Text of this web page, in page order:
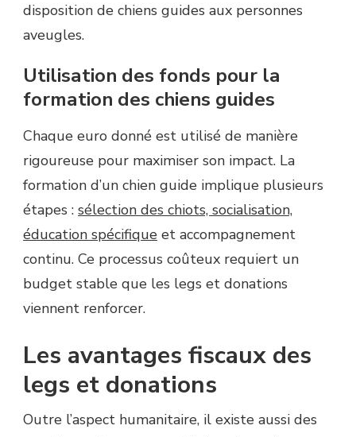
disposition de chiens guides aux personnes
aveugles.
Utilisation des fonds pour la
formation des chiens guides
Chaque euro donné est utilisé de manière
rigoureuse pour maximiser son impact. La
formation d’un chien guide implique plusieurs
étapes : sélection des chiots, socialisation,
éducation spécifique et accompagnement
continu. Ce processus coûteux requiert un
budget stable que les legs et donations
viennent renforcer.
Les avantages fiscaux des
legs et donations
Outre l’aspect humanitaire, il existe aussi des